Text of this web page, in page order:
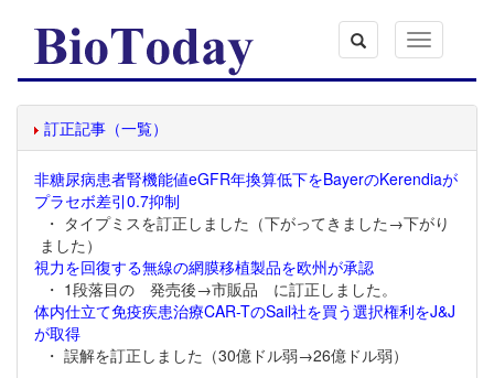
Toggle
navigation
訂正記事（一覧）
非糖尿病患者腎機能値eGFR年換算低下をBayerのKerendiaが
プラセボ差引0.7抑制
・ タイプミスを訂正しました（下がってきました→下がり
ました）
視力を回復する無線の網膜移植製品を欧州が承認
・ 1段落目の 発売後→市販品 に訂正しました。
体内仕立て免疫疾患治療CAR-TのSail社を買う選択権利をJ&J
が取得
・ 誤解を訂正しました（30億ドル弱→26億ドル弱）